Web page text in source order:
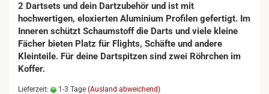
2 Dartsets und dein Dartzubehör und ist mit
hochwertigen, eloxierten Aluminium Profilen gefertigt. Im
Inneren schützt Schaumstoff die Darts und viele kleine
Fächer bieten Platz für Flights, Schäfte und andere
Kleinteile. Für deine Dartspitzen sind zwei Röhrchen im
Koffer.
Lieferzeit: 1-3 Tage (Ausland abweichend)